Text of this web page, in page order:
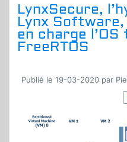
LynxSecure,
Lynx
en charge
FreeRTOS
Publié le 19-03-2020 par